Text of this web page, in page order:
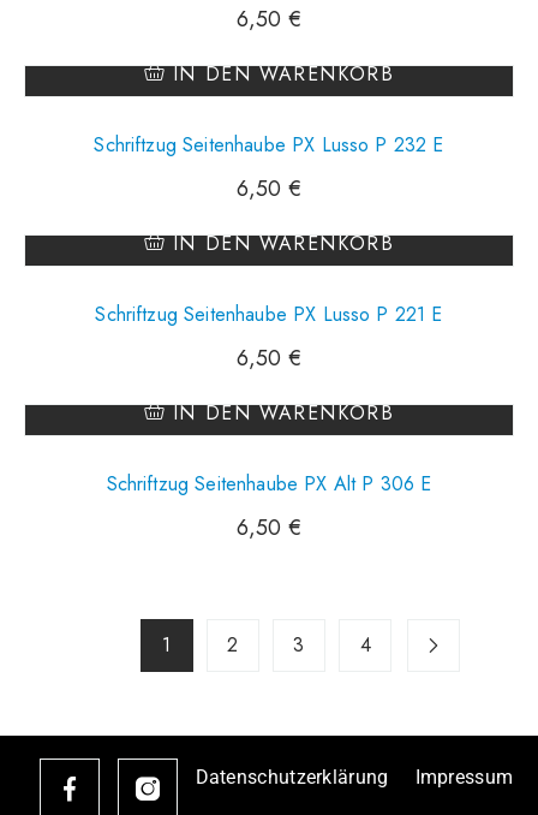
6,50 €
IN DEN WARENKORB
Schriftzug Seitenhaube PX Lusso P 232 E
6,50 €
IN DEN WARENKORB
Schriftzug Seitenhaube PX Lusso P 221 E
6,50 €
IN DEN WARENKORB
Schriftzug Seitenhaube PX Alt P 306 E
6,50 €
1 2 3 4
Datenschutzerklärung Impressum